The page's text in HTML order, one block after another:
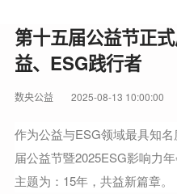
第十五届公益节正
益、ESG践行者
数央公益 2025-08-13 10:00:00
作为公益与ESG领域最具知
届公益节暨2025ESG影响力
主题为：15年，共益新篇章。